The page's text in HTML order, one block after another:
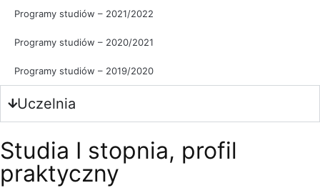
Programy studiów – 2021/2022
Programy studiów – 2020/2021
Programy studiów – 2019/2020
Uczelnia
Studia I stopnia, profil
praktyczny